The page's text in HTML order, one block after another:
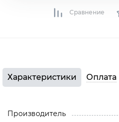
Сравнение
Характеристики Оплата
Производитель